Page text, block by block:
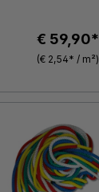
€ 59,90*
(€ 2,54* / m²)